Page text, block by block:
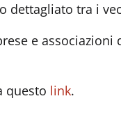
tra i
e
questo link.